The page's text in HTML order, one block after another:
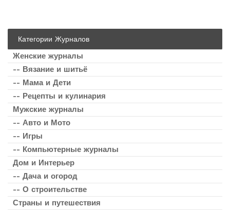
Категории Журналов
Женские журналы
-- Вязание и шитьё
-- Мама и Дети
-- Рецепты и кулинария
Мужские журналы
-- Авто и Мото
-- Игры
-- Компьютерные журналы
Дом и Интерьер
-- Дача и огород
-- О строительстве
Страны и путешествия